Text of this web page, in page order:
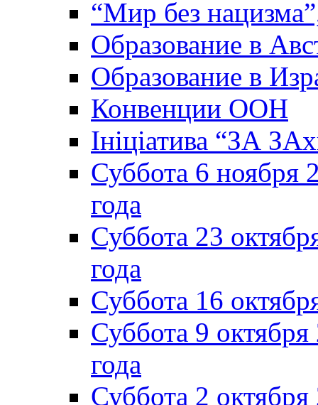
“Мир без
Образование в
Образование в
Конвенции ООН
Ініціатива “ЗА
Суббота 6 ноября
года
Суббота 23
года
Суббота 16
Суббота 9
года
Суббота 2